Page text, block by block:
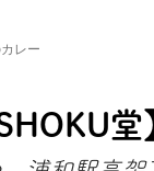
レー
堂